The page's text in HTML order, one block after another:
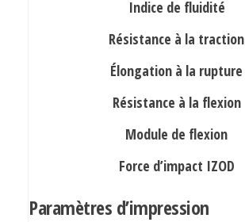
Indice de fluidité
Résistance à la traction
Élongation à la rupture
Résistance à la flexion
Module de flexion
Force d’impact IZOD
Paramètres d’impression